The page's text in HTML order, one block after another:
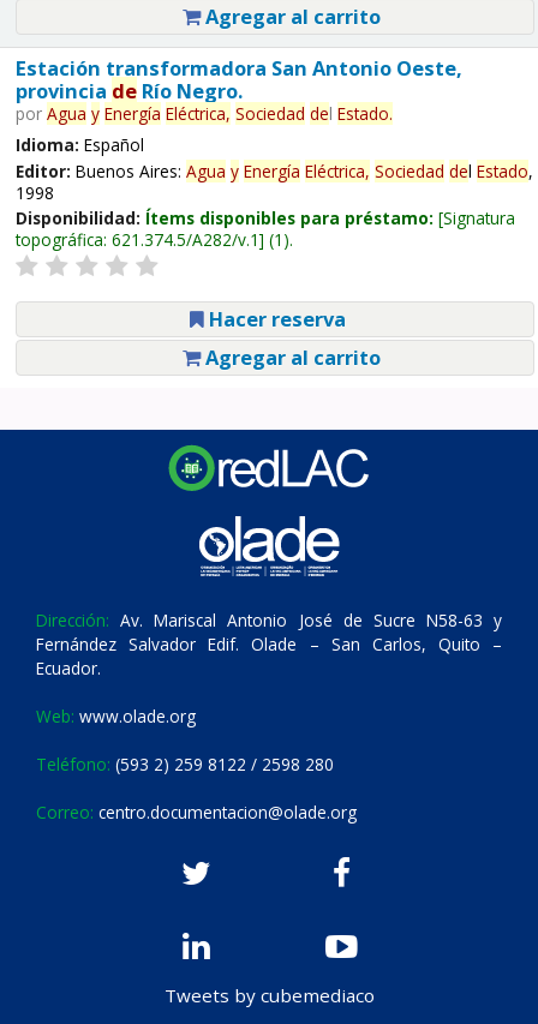
Agregar al carrito
Estación transformadora San Antonio Oeste,
provincia deRío Negro.
por Agua y Energía Eléctrica, Sociedad del Estado.
Idioma: Español
Editor: Buenos Aires: Agua y Energía Eléctrica, Sociedad del Estado,
1998
Disponibilidad: Ítems disponibles para préstamo: Signatura
topográfica: 621.374.5/A282/v.1 (1).
Hacer reserva
Agregar al carrito
Dirección: Av. Mariscal Antonio José de Sucre N58-63 y
Fernández Salvador Edif. Olade – San Carlos, Quito –
Ecuador.
Web: www.olade.org
Teléfono: (593 2) 259 8122 / 2598 280
Correo: centro.documentacion@olade.org
Tweets by cubemediaco